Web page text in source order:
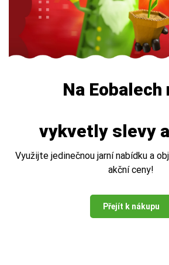
Na Eobalech
vykvetly slevy
Využijte jedinečnou jarní nabídku a
akční ceny!
Přejít k nákupu